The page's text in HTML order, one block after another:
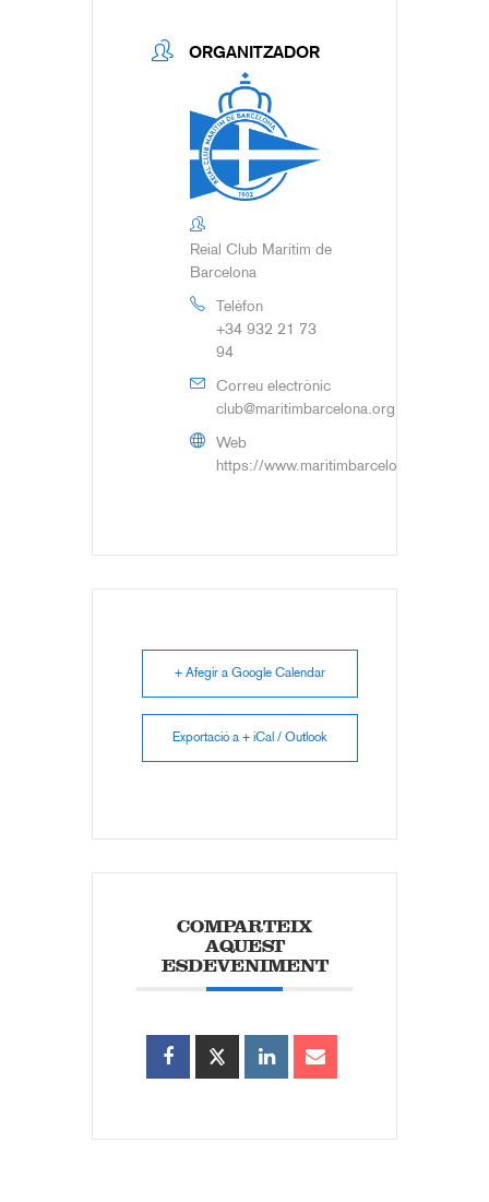
ORGANITZADOR
Reial Club Marítim de
Barcelona
Telèfon
+34 932 21 73
94
Correu electrònic
club@maritimbarcelona.org
Web
https://www.maritimbarcelona.org
+ Afegir a Google Calendar
Exportació a + iCal / Outlook
COMPARTEIX
AQUEST
ESDEVENIMENT